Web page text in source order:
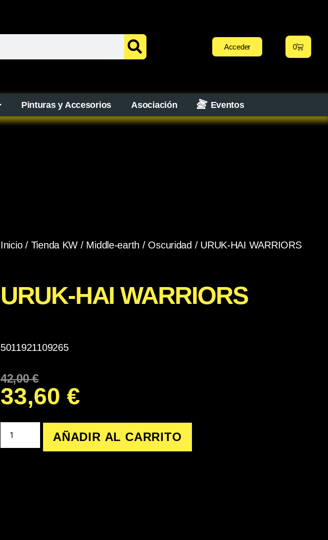
Acceder 0
Pinturas y Accesorios Asociación Eventos
Inicio/ Tienda KW / Middle-earth / Oscuridad / URUK-HAI WARRIORS
URUK-HAI WARRIORS
5011921109265
42,00€
33,60 €
AÑADIR AL CARRITO